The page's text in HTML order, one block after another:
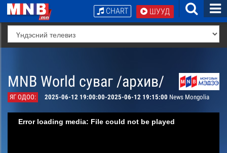
ШУУД
CHART
MNB World суваг /архив/
ЯГ ОДОО: 2025-06-12 19:00:00-2025-06-12 19:15:00 News Mongolia
Error loading media: File could not be played